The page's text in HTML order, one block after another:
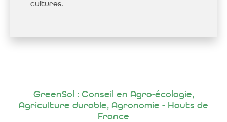
cultures.
GreenSol : Conseil en Agro-écologie,
Agriculture durable, Agronomie - Hauts de
France